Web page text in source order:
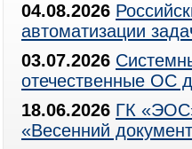
04.08.2026
автоматизации
03.07.2026
отечественные ОС
18.06.2026 ГК
«Весенний